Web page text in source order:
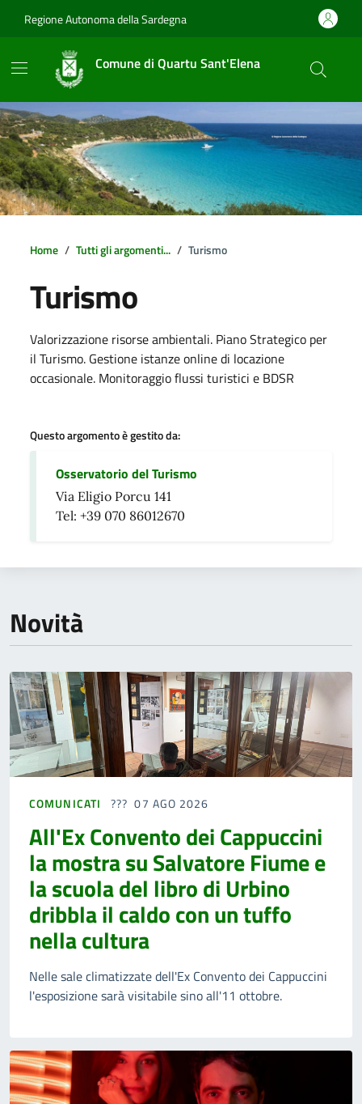
Regione Autonoma della Sardegna
Comune di Quartu Sant'Elena
Home Tutti gli argomenti... Turismo
Turismo
Dettagli della notizia
Valorizzazione risorse ambientali. Piano Strategico per
il Turismo. Gestione istanze online di locazione
occasionale. Monitoraggio flussi turistici e BDSR
Questo argomento è gestito da:
Osservatorio del Turismo
Via Eligio Porcu 141
Tel: +39 070 86012670
Novità
COMUNICATI 07 AGO 2026
All'Ex Convento dei Cappuccini
la mostra su Salvatore Fiume e
la scuola del libro di Urbino
dribbla il caldo con un tuffo
nella cultura
Nelle sale climatizzate dell'Ex Convento dei Cappuccini
l'esposizione sarà visitabile sino all'11 ottobre.